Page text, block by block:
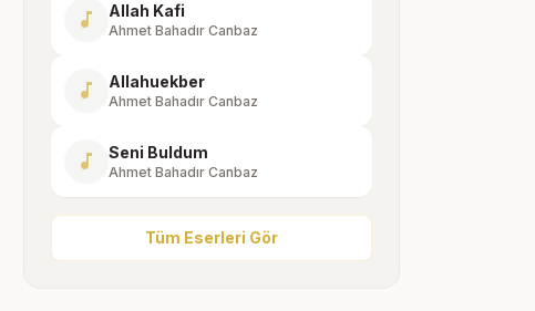
music_note Allah Kafi
Ahmet Bahadır Canbaz
music_note Allahuekber
Ahmet Bahadır Canbaz
music_note Seni Buldum
Ahmet Bahadır Canbaz
Tüm Eserleri Gör